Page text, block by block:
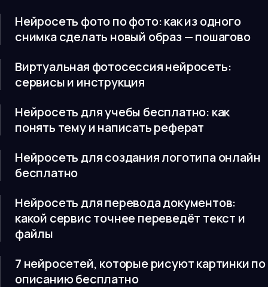
Нейросеть фото по фото: как из одного
снимка сделать новый образ — пошагово
Виртуальная фотосессия нейросеть:
сервисы и инструкция
Нейросеть для учебы бесплатно: как
понять тему и написать реферат
Нейросеть для создания логотипа онлайн
бесплатно
Нейросеть для перевода документов:
какой сервис точнее переведёт текст и
файлы
7 нейросетей, которые рисуют картинки по
описанию бесплатно